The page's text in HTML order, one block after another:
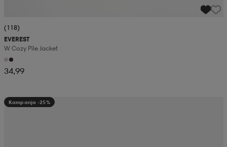
(118)
EVEREST
W Cozy Pile Jacket
34,99
Kampanja -25%